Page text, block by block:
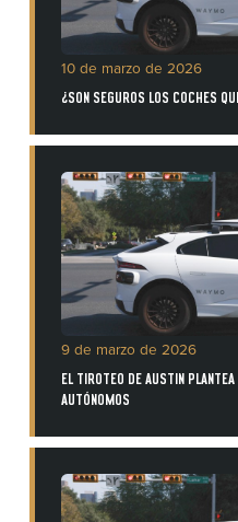
10 de marzo de 2026
¿SON SEGUROS LOS COCHES
9 de marzo de 2026
EL TIROTEO DE AUSTIN
AUTÓNOMOS